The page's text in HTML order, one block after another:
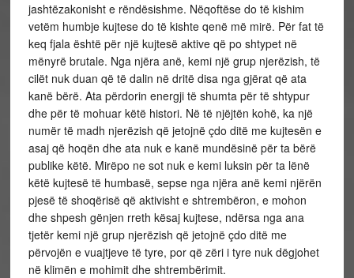
jashtëzakonisht e rëndësishme. Nëqoftëse do të kishim
vetëm humbje kujtese do të kishte qenë më mirë. Për fat të
keq fjala është për një kujtesë aktive që po shtypet në
mënyrë brutale. Nga njëra anë, kemi një grup njerëzish, të
cilët nuk duan që të dalin në dritë disa nga gjërat që ata
kanë bërë. Ata përdorin energji të shumta për të shtypur
dhe për të mohuar këtë histori. Në të njëjtën kohë, ka një
numër të madh njerëzish që jetojnë çdo ditë me kujtesën e
asaj që hoqën dhe ata nuk e kanë mundësinë për ta bërë
publike këtë. Mirëpo ne sot nuk e kemi luksin për ta lënë
këtë kujtesë të humbasë, sepse nga njëra anë kemi njërën
pjesë të shoqërisë që aktivisht e shtrembëron, e mohon
dhe shpesh gënjen rreth kësaj kujtese, ndërsa nga ana
tjetër kemi një grup njerëzish që jetojnë çdo ditë me
përvojën e vuajtjeve të tyre, por që zëri i tyre nuk dëgjohet
në klimën e mohimit dhe shtrembërimit.